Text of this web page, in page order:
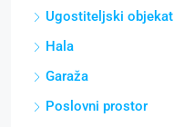
Ugostiteljski objekat
Hala
Garaža
Poslovni prostor